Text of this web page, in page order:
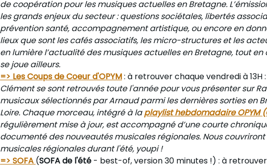
de coopération pour les musiques actuelles en Bretagne.
les grands enjeux du secteur : questions sociétales, libertés
prévention santé, accompagnement artistique, ou encore en
lieux que sont les cafés associatifs, les micro-structures et les
en lumière l’actualité des musiques actuelles en Bretagne, tout
se joue ailleurs.
=> Les Coups de Coeur d'OPYM: à retrouver chaque vendredi à 13H :
Clément se sont retrouvés toute l'année pour vous présenter sur
musicaux sélectionnés par Arnaud parmi les dernières sorties en
Loire. Chaque morceau, intégré à laplaylist hebdomadaire OPYM
régulièrement mise à jour, est accompagné d’une courte
documenté des nouveautés musicales régionales. Nous
musicales régionales durant l'été, youpi !
=> SOFA (SOFA de l'été - best-of, version 30 minutes !) : à retrouver